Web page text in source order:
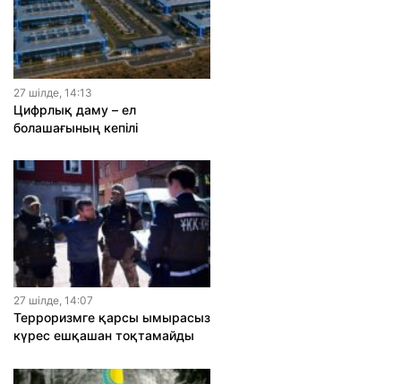
27 шiлде, 14:13
Цифрлық даму – ел
болашағының кепілі
27 шiлде, 14:07
Терроризмге қарсы ымырасыз
күрес ешқашан тоқтамайды